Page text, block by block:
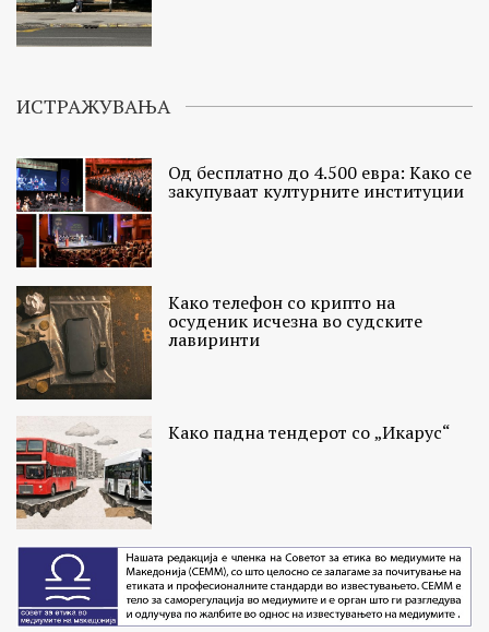
ИСТРАЖУВАЊА
Од бесплатно до 4.500 евра: Како се
закупуваат културните институции
Како телефон со крипто на
осуденик исчезна во судските
лавиринти
Како падна тендерот со „Икарус“